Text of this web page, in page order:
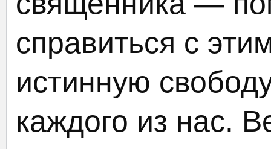
справиться с
истинную
каждого из нас.